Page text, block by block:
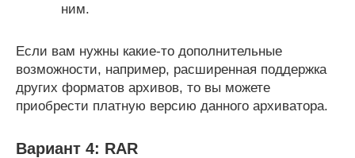
ним.
Если вам нужны какие-то дополнительные
возможности, например, расширенная поддержка
других форматов архивов, то вы можете
приобрести платную версию данного архиватора.
Вариант 4: RAR